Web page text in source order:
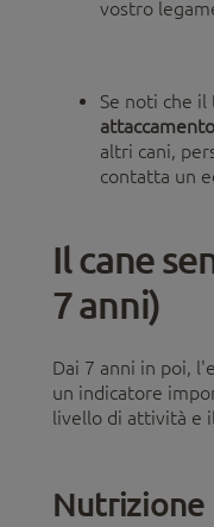
vostro
Se noti che
altri cani,
contatta un
Il cane
7 anni)
Dai 7 anni in poi,
un indicatore
livello di attività e
Nutrizione